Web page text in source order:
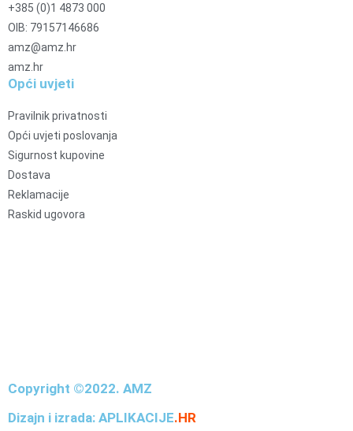
+385 (0)1 4873 000
OIB: 79157146686
amz@amz.hr
amz.hr
Opći uvjeti
Pravilnik privatnosti
Opći uvjeti poslovanja
Sigurnost kupovine
Dostava
Reklamacije
Raskid ugovora
Copyright ©2022. AMZ
Dizajn i izrada: APLIKACIJE.HR